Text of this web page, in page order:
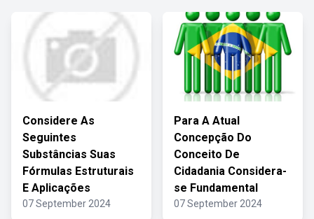
Considere As
Seguintes
Substâncias Suas
Fórmulas Estruturais
E Aplicações
07 September 2024
Para A Atual
Concepção Do
Conceito De
Cidadania Considera-
se Fundamental
07 September 2024